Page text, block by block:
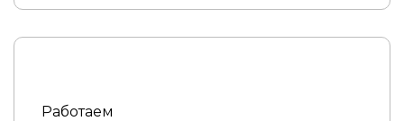
Работаем